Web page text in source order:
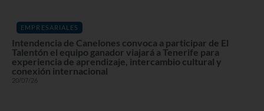
EMPRESARIALES
Intendencia de Canelones convoca a participar de El
Talentón el equipo ganador viajará a Tenerife para
experiencia de aprendizaje, intercambio cultural y
conexión internacional
20/07/26